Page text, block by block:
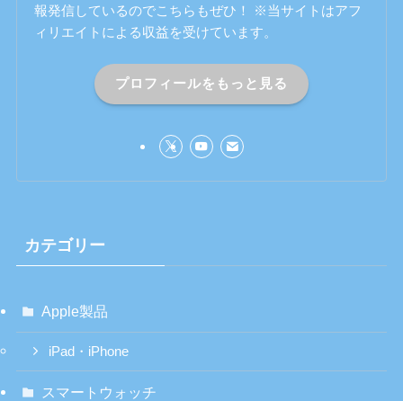
報発信しているのでこちらもぜひ！ ※当サイトはアフ
ィリエイトによる収益を受けています。
プロフィールをもっと見る
カテゴリー
Apple製品
iPad・iPhone
スマートウォッチ